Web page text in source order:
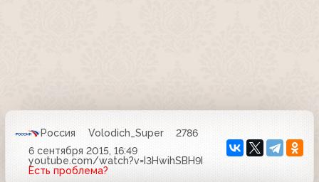
Россия Volodich_Super
2786
6 сентября 2015, 16:49
youtube.com/watch?v=I3HwihSBH9I
Есть проблема?